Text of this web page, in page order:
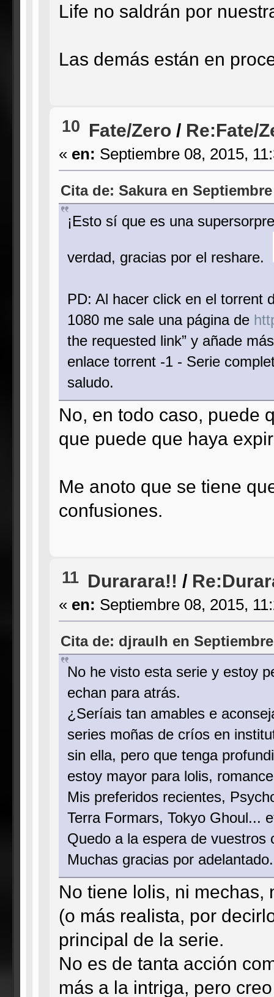
Life no saldrán por
Las demás están en
10 Fate/Zero/ Re:Fate/
« en: Septiembre 08, 2015,
Cita de: Sakura en
¡Esto sí que es una
verdad, gracias por el reshare.
PD: Al hacer click en el torrent
1080 me sale una página de
the requested link” y añade
enlace torrent -1 - Serie
saludo.
No, en todo caso, puede
que puede que haya
Me anoto que se tiene
confusiones.
11 Durarara!! /
« en: Septiembre 08, 2015,
Cita de: djraulh en
No he visto esta serie y estoy
echan para atrás.
¿Seríais tan amables e
series moñas de críos en
sin ella, pero que tenga
estoy mayor para lolis,
Mis preferidos recientes,
Terra Formars, Tokyo Ghoul...
Quedo a la espera de
Muchas gracias por adelantado.
No tiene lolis, ni mechas,
(o más realista, por
principal de la serie.
No es de tanta acción
más a la intriga, pero